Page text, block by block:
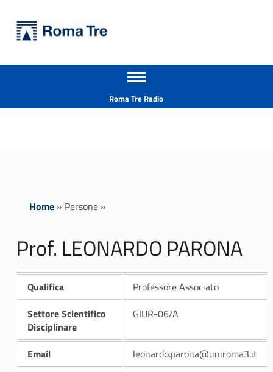
Prof. LEONARDO PARONA - Università Roma Tre
Apri il menu secondario
Roma Tre Radio
Home» Persone»
Prof. LEONARDO PARONA
Qualifica
Professore Associato
Settore Scientifico
Disciplinare
GIUR-06/A
Email
leonardo.parona@uniroma3.it